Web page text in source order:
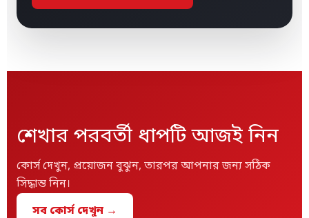
শেখার পরবর্তী ধাপটি আজই নিন
কোর্স দেখুন, প্রয়োজন বুঝুন, তারপর আপনার জন্য সঠিক
সিদ্ধান্ত নিন।
সব কোর্স দেখুন →